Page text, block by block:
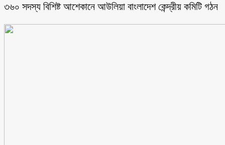
৩৬০ সদস্য বিশিষ্ট আশেকানে আউলিয়া বাংলাদেশ কেন্দ্রীয় কমিটি গঠন